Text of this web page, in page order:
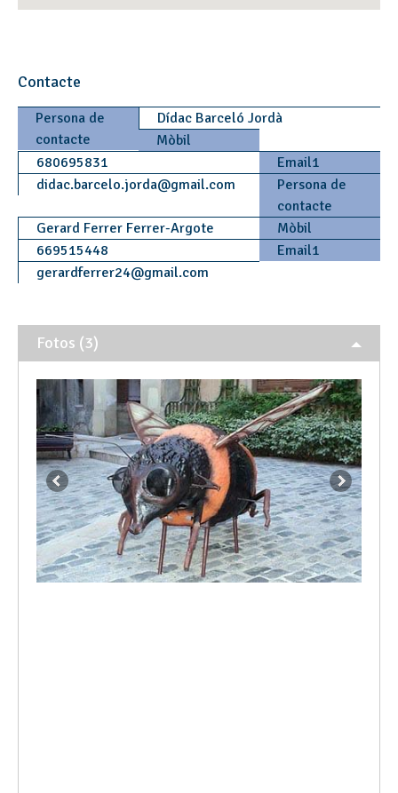
Contacte
Persona de
contacte
Dídac Barceló Jordà
Mòbil
680695831
Email1
didac.barcelo.jorda@gmail.com
Persona de
contacte
Gerard Ferrer Ferrer-Argote
Mòbil
669515448
Email1
gerardferrer24@gmail.com
Fotos (3)